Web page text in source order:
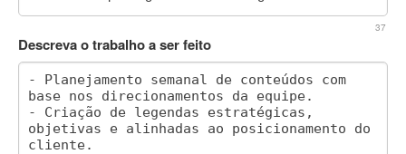
37
Descreva o trabalho a ser feito